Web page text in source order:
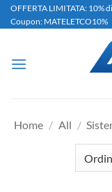
Salta
ai
OFFERTA LIMITATA: 10%
Coupon: MATELETCO10%
Home / All /